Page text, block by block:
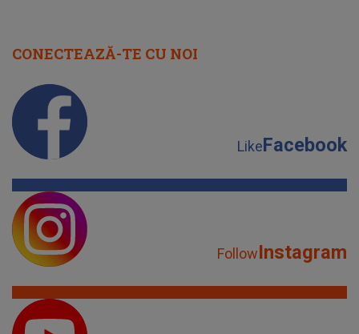
CONECTEAZĂ-TE CU NOI
LikeFacebook
FollowInstagram